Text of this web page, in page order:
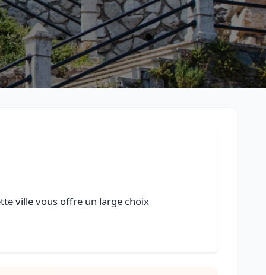
ville vous offre un large choix